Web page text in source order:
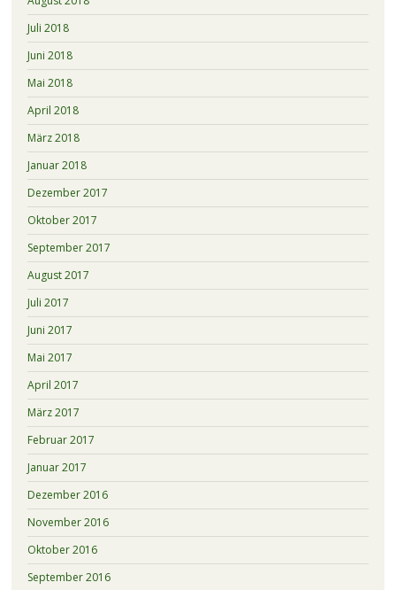
Juli 2018
Juni 2018
Mai 2018
April 2018
März 2018
Januar 2018
Dezember 2017
Oktober 2017
September 2017
August 2017
Juli 2017
Juni 2017
Mai 2017
April 2017
März 2017
Februar 2017
Januar 2017
Dezember 2016
November 2016
Oktober 2016
September 2016